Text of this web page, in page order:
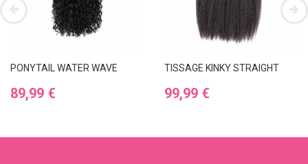
PONYTAIL WATER WAVE
Prix
89,99 €
TISSAGE KINKY STRAIGHT
Prix
99,99 €